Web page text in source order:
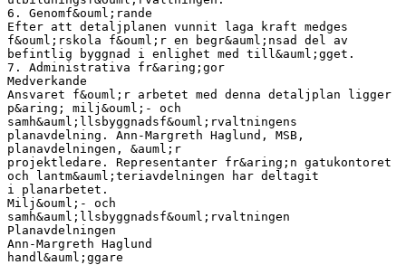
6. Genomf&ouml;rande
Efter att detaljplanen vunnit laga kraft medges
f&ouml;rskola f&ouml;r en begr&auml;nsad del av
befintlig byggnad i enlighet med till&auml;gget.
7. Administrativa fr&aring;gor
Medverkande
Ansvaret f&ouml;r arbetet med denna detaljplan ligger
p&aring; milj&ouml;- och
samh&auml;llsbyggnadsf&ouml;rvaltningens
planavdelning. Ann-Margreth Haglund, MSB,
planavdelningen, &auml;r
projektledare. Representanter fr&aring;n gatukontoret
och lantm&auml;teriavdelningen har deltagit
i planarbetet.
Milj&ouml;- och
samh&auml;llsbyggnadsf&ouml;rvaltningen
Planavdelningen
Ann-Margreth Haglund
handl&auml;ggare